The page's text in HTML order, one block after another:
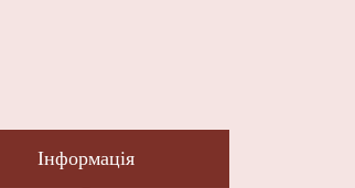
Інформація